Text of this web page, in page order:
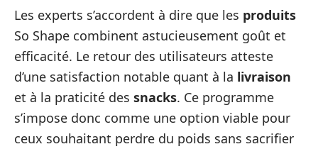
Les experts s’accordent à dire que les produits
So Shape combinent astucieusement goût et
efficacité. Le retour des utilisateurs atteste
d’une satisfaction notable quant à la livraison
et à la praticité des snacks. Ce programme
s’impose donc comme une option viable pour
ceux souhaitant perdre du poids sans sacrifier